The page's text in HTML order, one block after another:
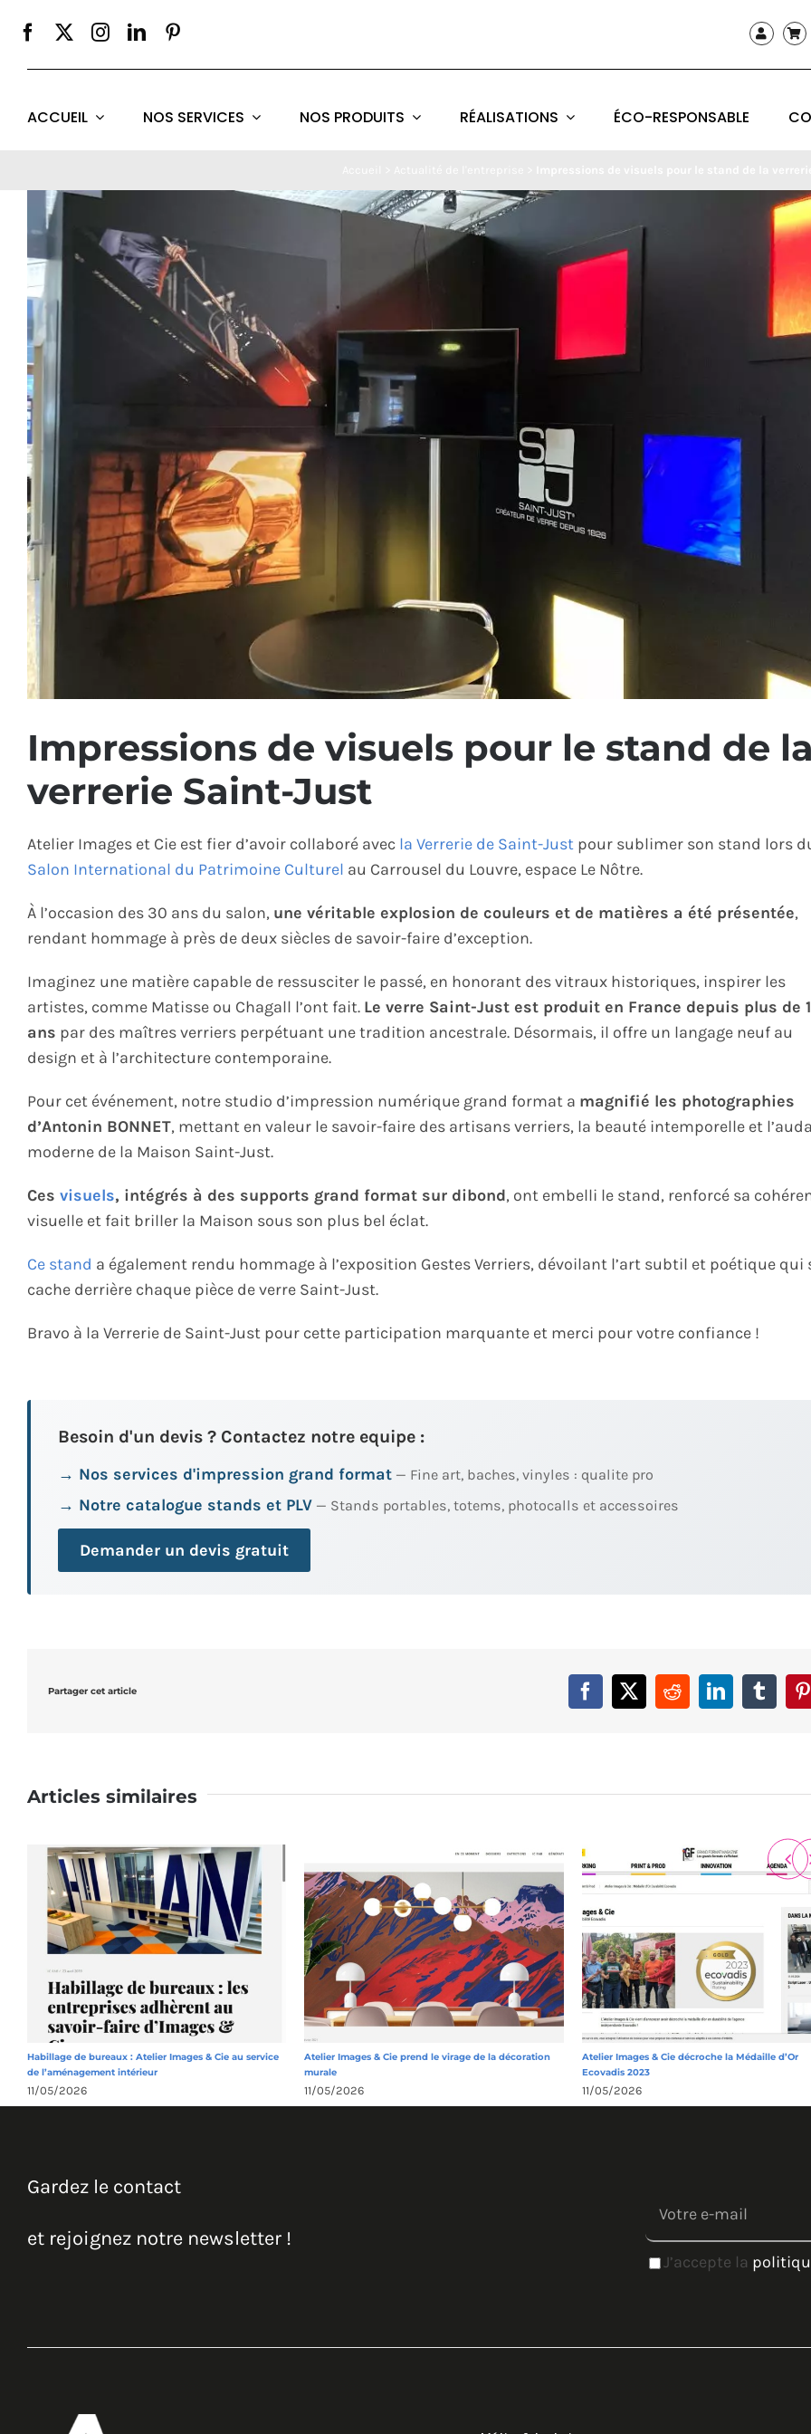
ACCUEIL NOS SERVICES NOS PRODUITS RÉALISATIONS ÉCO-RESPONSABLE
Voir
l'image
agrandie
Impressions de visuels pour le stand de
verrerie Saint-Just
Atelier Images et Cie est fier d’avoir collaboré avec la Verrerie de Saint-Justpour sublimer son stand lors
Salon International du Patrimoine Culturel au Carrousel du Louvre, espace Le Nôtre.
À l’occasion des 30 ans du salon, une véritable explosion de couleurs et de matières a été présentée,
rendant hommage à près de deux siècles de savoir-faire d’exception.
Imaginez une matière capable de ressusciter le passé, en honorant des vitraux historiques, inspirer les
artistes, comme Matisse ou Chagall l’ont fait. Le verre Saint-Just est produit en France depuis plus de
ans par des maîtres verriers perpétuant une tradition ancestrale. Désormais, il offre un langage neuf au
design et à l’architecture contemporaine.
Pour cet événement, notre studio d’impression numérique grand format a magnifié les photographies
d’Antonin BONNET, mettant en valeur le savoir-faire des artisans verriers, la beauté intemporelle et
moderne de la Maison Saint-Just.
Ces visuels, intégrés à des supports grand format sur dibond, ont embelli le stand, renforcé sa
visuelle et fait briller la Maison sous son plus bel éclat.
Ce stand a également rendu hommage à l’exposition Gestes Verriers, dévoilant l’art subtil et poétique qui
cache derrière chaque pièce de verre Saint-Just.
Bravo à la Verrerie de Saint-Just pour cette participation marquante et merci pour votre confiance !
Besoin d'un devis ? Contactez notre equipe :
→ Nos services d'impression grand format — Fine art, baches, vinyles : qualite pro
→ Notre catalogue stands et PLV — Stands portables, totems, photocalls et accessoires
Demander un devis gratuit
Partager cet article Facebook
X RedditLinkedIn
Articles similaires
Habillage de bureaux : Atelier Images & Cie au service
de l’aménagement intérieur
11/05/2026
Atelier Images & Cie prend le virage de la décoration
murale
11/05/2026
Atelier Images & Cie décroche la Médaille d’Or
Ecovadis 2023
11/05/2026
Gardez le contact
et rejoignez notre newsletter !
J’accepte la